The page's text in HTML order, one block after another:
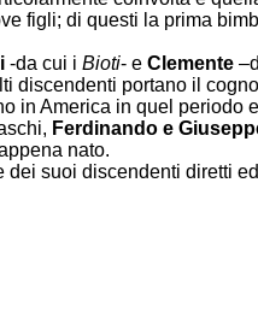
figli; di questi la prima
-da cui i Bioti- e Clemente
discendenti portano il
in America in quel
Ferdinando e
nato.
suoi discendenti diretti